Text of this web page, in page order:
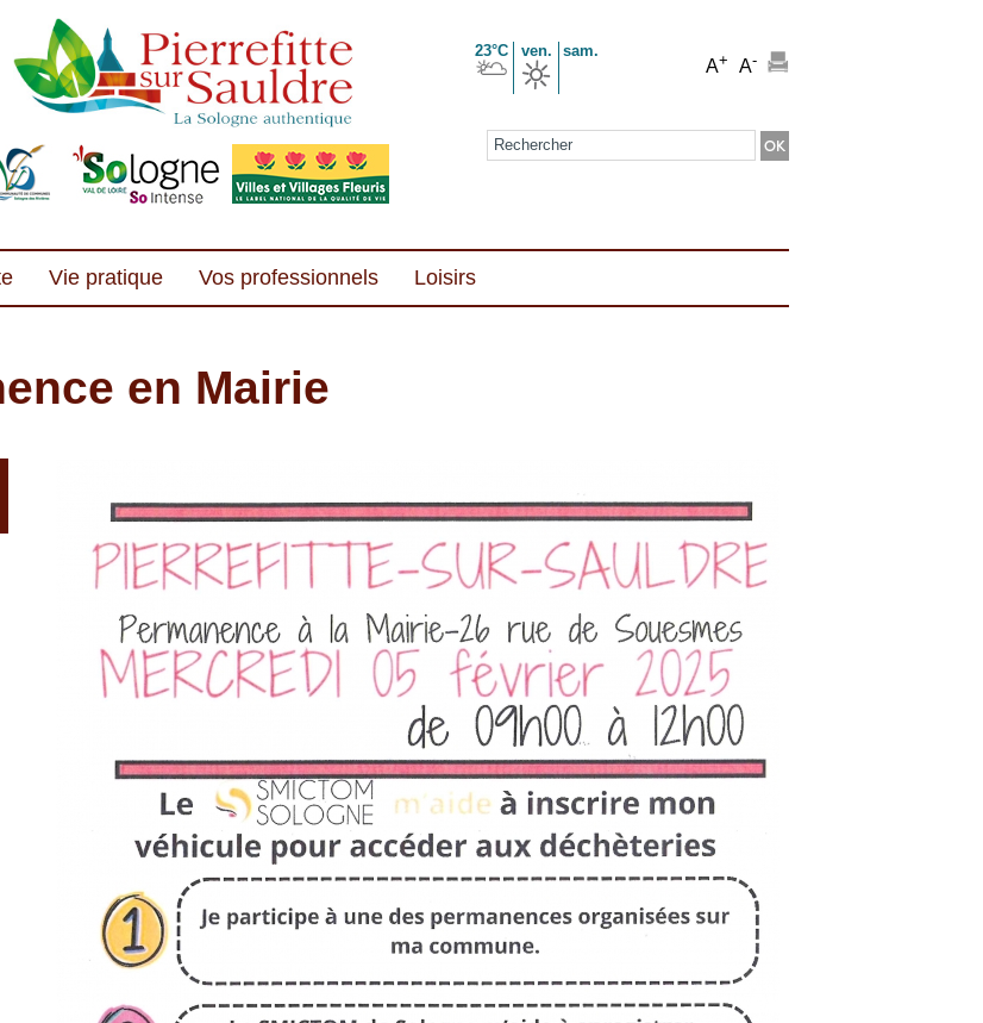
23°C ven. sam.
A+ A-
Formulaire de recherche
Vie pratique Vos professionnels Loisirs
en Mairie